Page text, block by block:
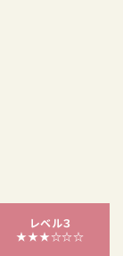
レベル３
★★★☆☆☆